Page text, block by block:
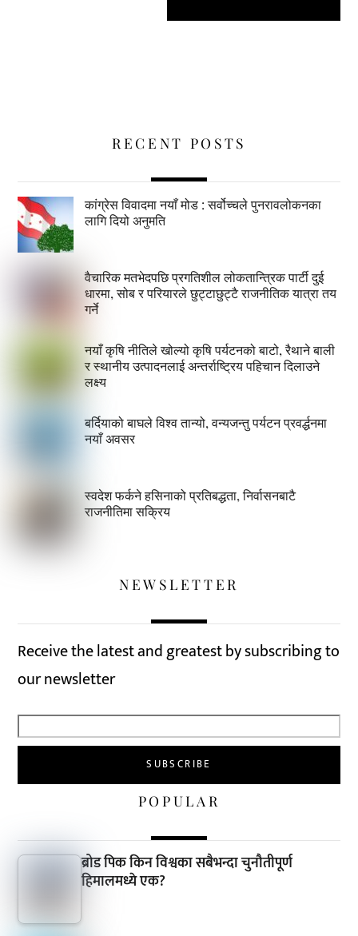
RECENT POSTS
कांग्रेस विवादमा नयाँ मोड : सर्वोच्चले पुनरावलोकनका
लागि दियो अनुमति
वैचारिक मतभेदपछि प्रगतिशील लोकतान्त्रिक पार्टी दुई
धारमा, सोब र परियारले छुट्टाछुट्टै राजनीतिक यात्रा तय
गर्ने
नयाँ कृषि नीतिले खोल्यो कृषि पर्यटनको बाटो, रैथाने बाली
र स्थानीय उत्पादनलाई अन्तर्राष्ट्रिय पहिचान दिलाउने
लक्ष्य
बर्दियाको बाघले विश्व तान्यो, वन्यजन्तु पर्यटन प्रवर्द्धनमा
नयाँ अवसर
स्वदेश फर्कने हसिनाको प्रतिबद्धता, निर्वासनबाटै
राजनीतिमा सक्रिय
NEWSLETTER
Receive the latest and greatest by subscribing to
our newsletter
POPULAR
ब्रोड पिक किन विश्वका सबैभन्दा चुनौतीपूर्ण
हिमालमध्ये एक?